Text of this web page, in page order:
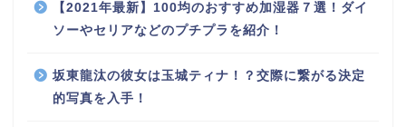
【2021年最新】100均のおすすめ加湿器７選！ダイ
ソーやセリアなどのプチプラを紹介！
坂東龍汰の彼女は玉城ティナ！？交際に繋がる決定
的写真を入手！